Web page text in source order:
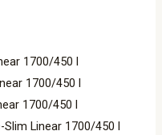
1700/450 l
1700/450 l
1700/450 l
Linear 1700/450 l